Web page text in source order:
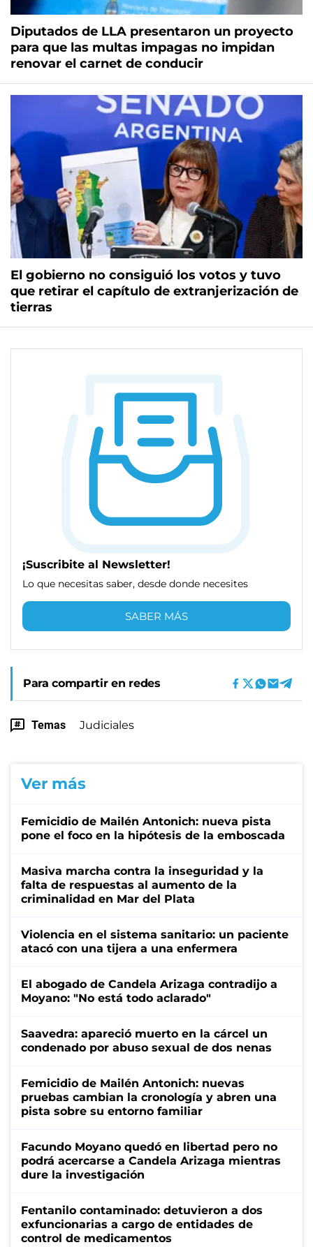
Diputados de LLA presentaron un proyecto
para que las multas impagas no impidan
renovar el carnet de conducir
El gobierno no consiguió los votos y tuvo
que retirar el capítulo de extranjerización de
tierras
¡Suscribite al Newsletter!
Lo que necesitas saber, desde donde necesites
SABER MÁS
Para compartir en redes
Temas Judiciales
Ver más
Femicidio de Mailén Antonich: nueva pista
pone el foco en la hipótesis de la emboscada
Masiva marcha contra la inseguridad y la
falta de respuestas al aumento de la
criminalidad en Mar del Plata
Violencia en el sistema sanitario: un paciente
atacó con una tijera a una enfermera
El abogado de Candela Arizaga contradijo a
Moyano: "No está todo aclarado"
Saavedra: apareció muerto en la cárcel un
condenado por abuso sexual de dos nenas
Femicidio de Mailén Antonich: nuevas
pruebas cambian la cronología y abren una
pista sobre su entorno familiar
Facundo Moyano quedó en libertad pero no
podrá acercarse a Candela Arizaga mientras
dure la investigación
Fentanilo contaminado: detuvieron a dos
exfuncionarias a cargo de entidades de
control de medicamentos